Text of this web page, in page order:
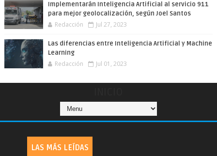
Implementarán Inteligencia Artificial al servicio 911
para mejor geolocalización, según Joel Santos
Redacción Jul 27, 2023
Las diferencias entre Inteligencia Artificial y Machine
Learning
Redacción Jul 01, 2023
LAS MÁS LEÍDAS